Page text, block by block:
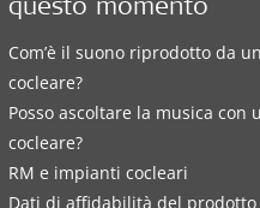
questo momento
Com’è il suono riprodotto da
cocleare?
Posso ascoltare la musica con
cocleare?
RM e impianti cocleari
Dati di affidabilità del prodotto